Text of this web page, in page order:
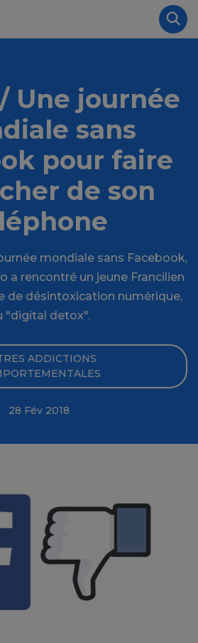
/ Une journée
sans
pour faire
de son
mondiale sans Facebook,
a rencontré un jeune Francilien
de désintoxication numérique,
"digital detox".
ADDICTIONS
28 Fév 2018
cookies